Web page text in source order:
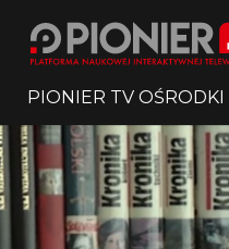
PIONIER TV OŚRODKI